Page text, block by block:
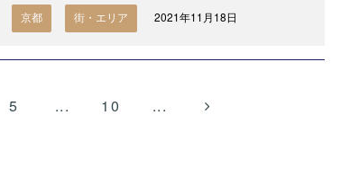
京都 街・エリア 2021年11月18日
5 ... 10 ...